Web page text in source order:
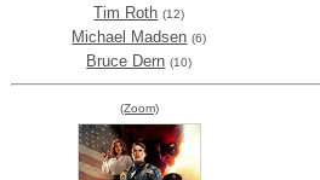
Tim Roth (12)
Michael Madsen (6)
Bruce Dern (10)
(Zoom)